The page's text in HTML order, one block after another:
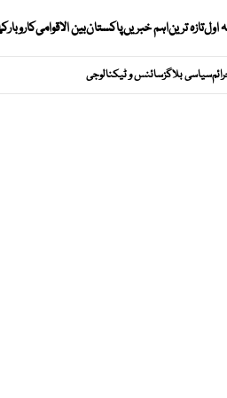
اولتازہ تریناہم خبریںپاکستانبین الاقوامیکاروبار
سیاسی بلاگزسائنس و ٹیکنالوجی